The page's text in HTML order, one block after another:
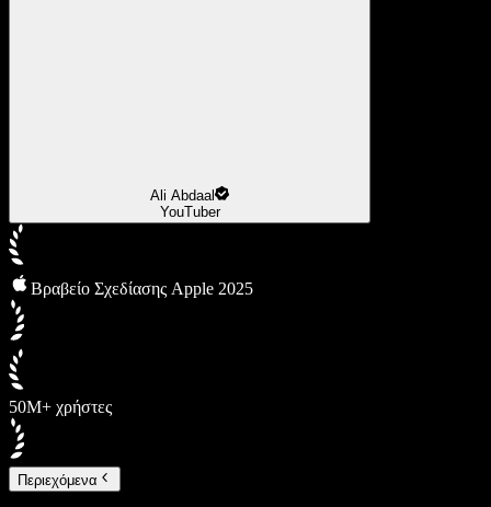
Ali Abdaal
YouTuber
Βραβείο Σχεδίασης Apple 2025
50M+ χρήστες
Περιεχόμενα